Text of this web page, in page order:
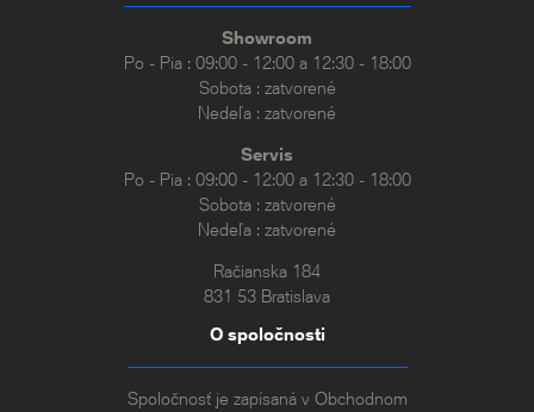
Showroom
Po - Pia : 09:00 - 12:00 a 12:30 - 18:00
Sobota : zatvorené
Nedeľa : zatvorené
Servis
Po - Pia : 09:00 - 12:00 a 12:30 - 18:00
Sobota : zatvorené
Nedeľa : zatvorené
Račianska 184
831 53 Bratislava
O spoločnosti
Spoločnosť je zapísaná v Obchodnom